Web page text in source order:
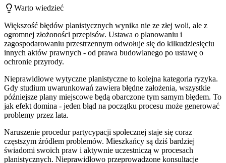
Warto wiedzieć
Większość błędów planistycznych wynika nie ze złej woli, ale z
ogromnej złożoności przepisów. Ustawa o planowaniu i
zagospodarowaniu przestrzennym odwołuje się do kilkudziesięciu
innych aktów prawnych - od prawa budowlanego po ustawę o
ochronie przyrody.
Nieprawidłowe wytyczne planistyczne to kolejna kategoria ryzyka.
Gdy studium uwarunkowań zawiera błędne założenia, wszystkie
późniejsze plany miejscowe będą obarczone tym samym błędem. To
jak efekt domina - jeden błąd na początku procesu może generować
problemy przez lata.
Naruszenie procedur partycypacji społecznej staje się coraz
częstszym źródłem problemów. Mieszkańcy są dziś bardziej
świadomi swoich praw i aktywnie uczestniczą w procesach
planistycznych. Nieprawidłowo przeprowadzone konsultacje